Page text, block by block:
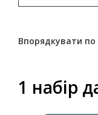
Впорядкувати по
1 набір